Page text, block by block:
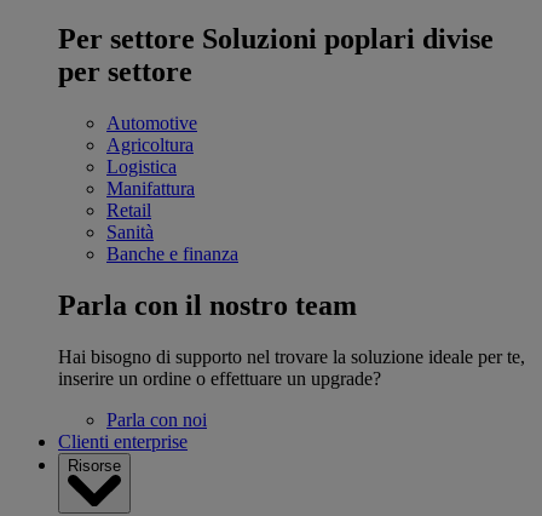
Per settore Soluzioni poplari divise
per settore
Automotive
Agricoltura
Logistica
Manifattura
Retail
Sanità
Banche e finanza
Parla con il nostro team
Hai bisogno di supporto nel trovare la soluzione ideale per te,
inserire un ordine o effettuare un upgrade?
Parla con noi
Clienti enterprise
Risorse